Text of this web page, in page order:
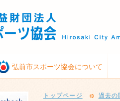
弘前市スポーツ協会について
トップページ 過去の